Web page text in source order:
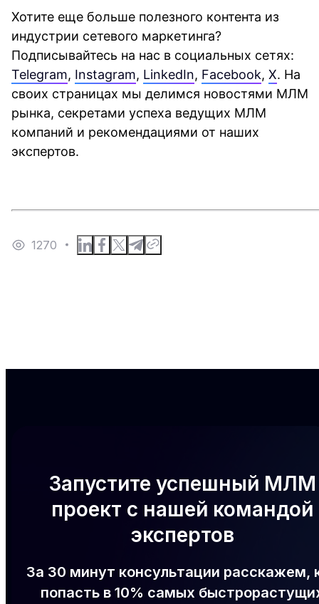
Хотите еще больше полезного контента из
индустрии сетевого маркетинга?
Подписывайтесь на нас в социальных сетях:
Telegram, Instagram, LinkedIn, Facebook, X. На
своих страницах мы делимся новостями МЛМ
рынка, секретами успеха ведущих МЛМ
компаний и рекомендациями от наших
экспертов.
1270
Запустите успешный МЛМ
проект с нашей командой
экспертов
За 30 минут консультации расскажем,
попасть в 10% самых